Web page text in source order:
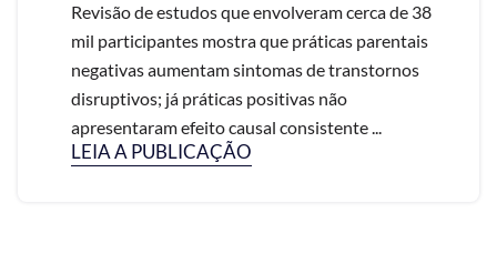
Revisão de estudos que envolveram cerca de 38
mil participantes mostra que práticas parentais
negativas aumentam sintomas de transtornos
disruptivos; já práticas positivas não
apresentaram efeito causal consistente ...
LEIA A PUBLICAÇÃO